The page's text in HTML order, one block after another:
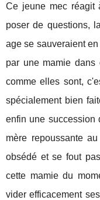
Ce jeune mec réagit
poser de questions,
age se sauveraient
par une mamie
comme elles sont,
spécialement bien
enfin une succession
mère repoussante
obsédé et se fout
cette mamie du
vider efficacement